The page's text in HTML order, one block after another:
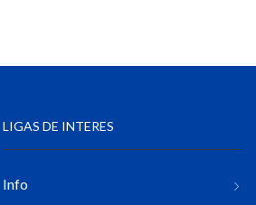
LIGAS DE INTERES
Info